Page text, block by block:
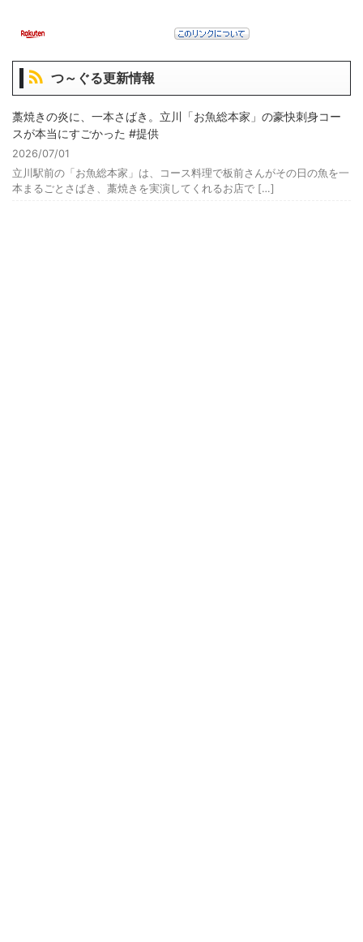
つ～ぐる更新情報
藁焼きの炎に、一本さばき。立川「お魚総本家」の豪快刺身コー
スが本当にすごかった #提供
2026/07/01
立川駅前の「お魚総本家」は、コース料理で板前さんがその日の魚を一
本まるごとさばき、藁焼きを実演してくれるお店で […]